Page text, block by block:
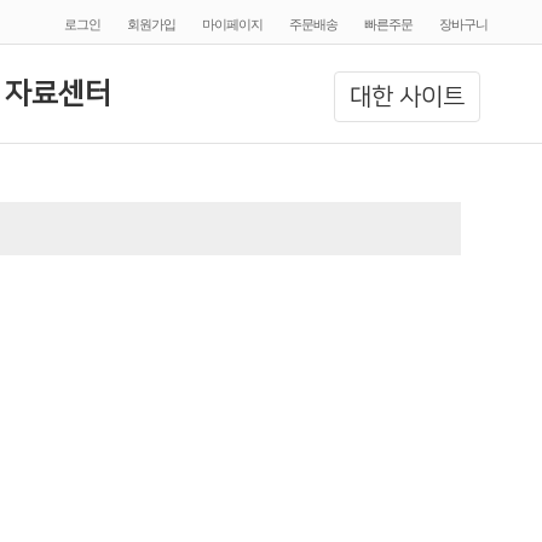
로그인 회원가입 마이페이지 주문배송 빠른주문 장바구니
대한 사이트
료센터